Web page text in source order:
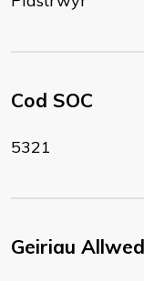
Cod SOC
5321
Geiriau